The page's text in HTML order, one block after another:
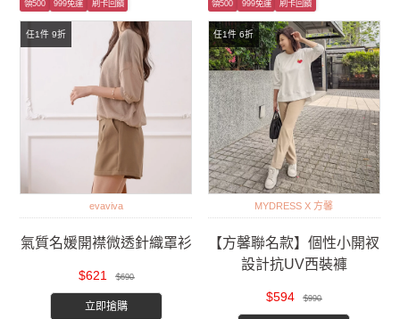
任1件 9折
領500 999免運 刷卡回饋
evaviva
氣質名媛開襟微透針織罩衫
$621 $690
立即搶購
任1件 6折
領500 999免運 刷卡回饋
MYDRESS X 方馨
【方馨聯名款】個性小開衩
設計抗UV西裝褲
$594 $990